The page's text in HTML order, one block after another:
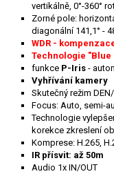
vertikálně, 0°-360°
Zorné pole:
diagonální 141,1° -
WDR -
Technologie "Blue
funkce P-Iris -
Vyhřívání kamery
Skutečný režim
Focus: Auto, semi-
Technologie
korekce zkreslení
Komprese: H.265,
IR přísvit: až 50m
Audio 1x IN/OUT